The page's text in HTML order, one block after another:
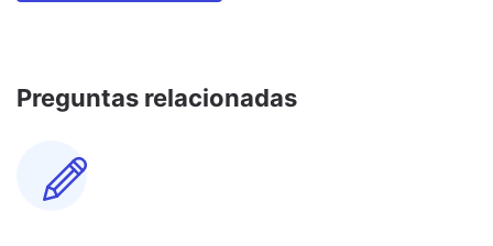
Preguntas relacionadas